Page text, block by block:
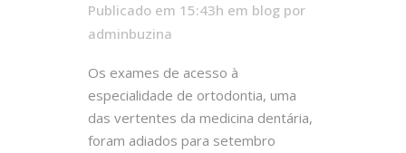
Publicado em 15:43h em blog por
adminbuzina
Os exames de acesso à
especialidade de ortodontia, uma
das vertentes da medicina dentária,
foram adiados para setembro